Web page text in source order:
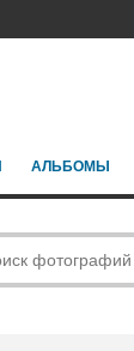
АЛЬБОМЫ